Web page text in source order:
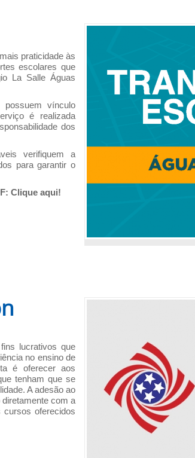
praticidade às
escolares que
La Salle Águas
vínculo
é realizada
dos
verifiquem a
para garantir o
Clique aqui!
lucrativos que
no ensino de
é oferecer aos
tenham que se
A adesão ao
com a
oferecidos